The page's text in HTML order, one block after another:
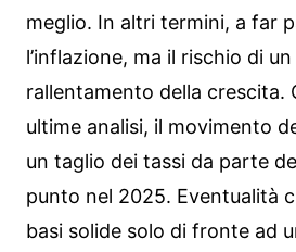
meglio. In altri termini, a far
l’inflazione, ma il rischio di
rallentamento della crescita.
ultime analisi, il movimento
un taglio dei tassi da parte
punto nel 2025. Eventualità
basi solide solo di fronte ad